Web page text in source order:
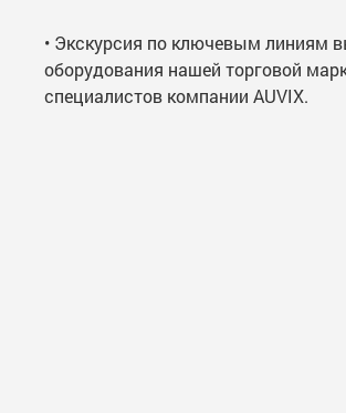
• Экскурсия по ключевым линиям
оборудования нашей торговой
специалистов компании AUVIX.